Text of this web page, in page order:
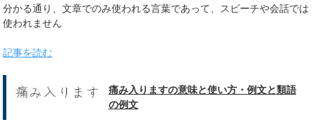
分かる通り、文章でのみ使われる言葉であって、スピーチや会話では
使われません
記事を読む
痛み入りますの意味と使い方・例文と類語
の例文